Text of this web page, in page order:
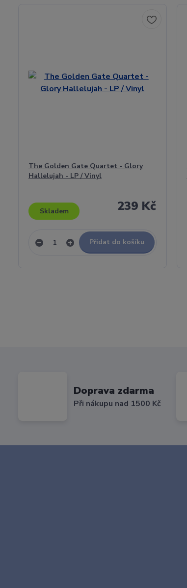
The Golden Gate Quartet - Glory
Hallelujah - LP / Vinyl
239 Kč
Skladem
Přidat do košíku
Doprava zdarma
Při nákupu nad 1500 Kč